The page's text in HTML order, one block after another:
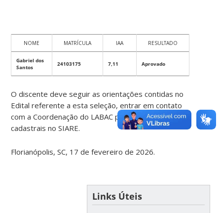
NOME MATRÍCULA IAA RESULTADO
Gabriel dos
Santos
24103175 7,11 Aprovado
O discente deve seguir as orientações contidas no
Edital referente a esta seleção, entrar em contato
com a Coordenação do LABAC para providências
cadastrais no SIARE.
Florianópolis, SC, 17 de fevereiro de 2026.
Links Úteis